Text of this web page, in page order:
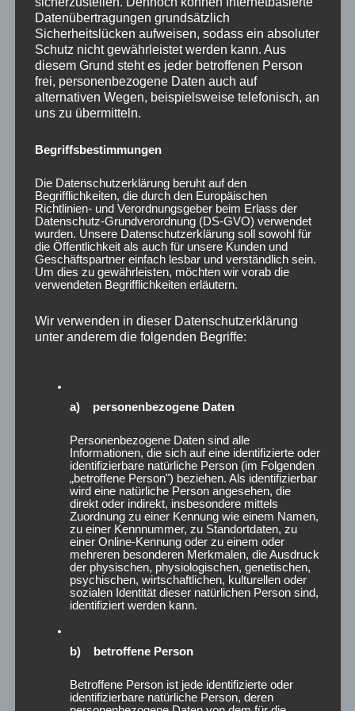
e6*2001/116*0097*, e6*2001/116*0121*,
e6*2001/116*0122*, e6*2018/858*00064*,
e11*2001/116*0271*, e11*2007/46*3633*,
e11*2001/116*0255*, e11*2001/116*0256*,
e6*2018/858*00267*, e6*2007/46*0265*,
e11*2007/46*0100*, e6*2018/858*00269*,
e6*2001/116*0115*, e11*98/14*0173*,
e11*98/14*0175*, e11*2001/116*0198*,
e11*2001/116*0297*, e11*2001/116*0306*,
e6*95/54*0044*, e11*98/14*0190*,
e11*2001/116*0234*, e11*2001/116*0301*,
e11*2001/116*0302*, e6*2007/46*0425*,
e6*2001/116*0099*, e6*2001/116*0100*,
F741, e6*95/54*0038*, e6*98/14*0065*,
e11*96/79*0082*, e4*2018/858*00086*,
e4*2007/46*1293*, e4*2007/46*0667*,
e4*2018/858*00135*
JR Wheel Spacerssind in eloxiertem Schwarz oder
Silber erhältlich und bieten eine einfache Montage für eine
passgenaue Spurverbreiterung.
Jetzt Spurverbreiterung optimieren und
Fahrzeugoptik verbessern!
Datenübertragungen grundsätzlich
Sicherheitslücken aufweisen, sodass ein absoluter
Schutz nicht gewährleistet werden kann. Aus
diesem Grund steht es jeder betroffenen Person
frei, personenbezogene Daten auch auf
alternativen Wegen, beispielsweise telefonisch, an
uns zu übermitteln.
Begriffsbestimmungen
Die Datenschutzerklärung beruht auf den
Begrifflichkeiten, die durch den Europäischen
Richtlinien- und Verordnungsgeber beim Erlass der
Datenschutz-Grundverordnung (DS-GVO) verwendet
wurden. Unsere Datenschutzerklärung soll sowohl für
die Öffentlichkeit als auch für unsere Kunden und
Geschäftspartner einfach lesbar und verständlich sein.
Um dies zu gewährleisten, möchten wir vorab die
verwendeten Begrifflichkeiten erläutern.
Wir verwenden in dieser Datenschutzerklärung
unter anderem die folgenden Begriffe:
a) personenbezogene Daten
Personenbezogene Daten sind alle
Informationen, die sich auf eine identifizierte oder
identifizierbare natürliche Person (im Folgenden
„betroffene Person") beziehen. Als identifizierbar
wird eine natürliche Person angesehen, die
direkt oder indirekt, insbesondere mittels
Zuordnung zu einer Kennung wie einem Namen,
zu einer Kennnummer, zu Standortdaten, zu
einer Online-Kennung oder zu einem oder
mehreren besonderen Merkmalen, die Ausdruck
der physischen, physiologischen, genetischen,
psychischen, wirtschaftlichen, kulturellen oder
sozialen Identität dieser natürlichen Person sind,
identifiziert werden kann.
b) betroffene Person
Betroffene Person ist jede identifizierte oder
identifizierbare natürliche Person, deren